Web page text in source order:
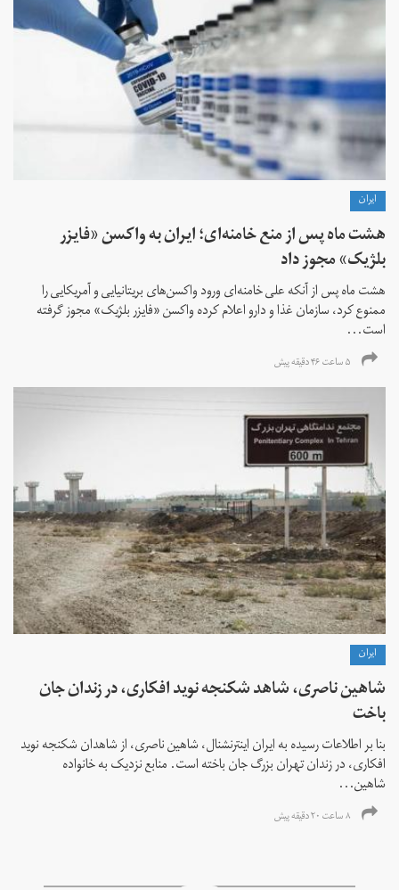
ايران
هشت ماه پس از منع خامنه‌ای؛ ایران به واکسن «فایزر
بلژیک» مجوز داد
هشت ماه پس از آنکه علی خامنه‌ای ورود واکسن‌های بریتانیایی و آمریکایی را
ممنوع کرد، سازمان غذا و دارو اعلام کرده واکسن «فایزر بلژیک» مجوز گرفته
است...
۵ ساعت ۴۶ دقیقه پیش
ايران
شاهین ناصری، شاهد شکنجه نوید افکاری، در زندان جان
باخت
بنا بر اطلاعات رسیده به ایران اینترنشنال، شاهین ناصری، از شاهدان شکنجه نوید
افکاری، در زندان تهران بزرگ جان باخته است. منابع نزدیک به خانواده
شاهین...
۸ ساعت ۲۰ دقیقه پیش